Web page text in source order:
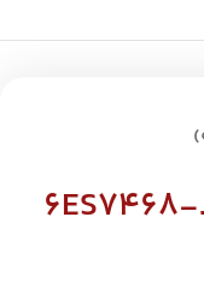
کد6ES7468-